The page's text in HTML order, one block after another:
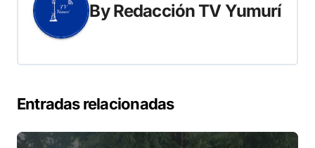
ByRedacción TV Yumurí
Entradas relacionadas